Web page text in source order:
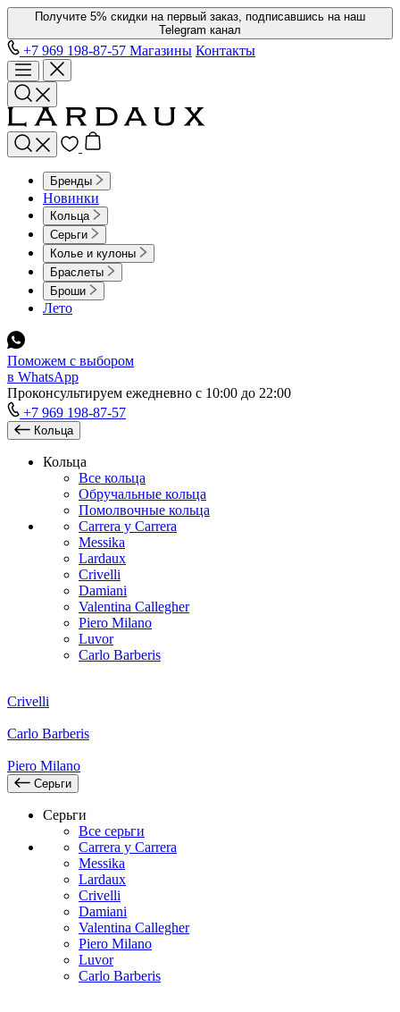
Получите 5% скидки на первый заказ, подписавшись на наш
Telegram канал
+7 969 198-87-57 Магазины Контакты
Бренды
Новинки
Кольца
Серьги
Колье и кулоны
Браслеты
Броши
Лето
Поможем с выбором
в WhatsApp
Проконсультируем ежедневно с 10:00 до 22:00
+7 969 198-87-57
Кольца
Кольца
Все кольца
Обручальные кольца
Помолвочные кольца
Carrera y Carrera
Messika
Lardaux
Crivelli
Damiani
Valentina Callegher
Piero Milano
Luvor
Carlo Barberis
Crivelli
Carlo Barberis
Piero Milano
Серьги
Серьги
Все серьги
Carrera y Carrera
Messika
Lardaux
Crivelli
Damiani
Valentina Callegher
Piero Milano
Luvor
Carlo Barberis